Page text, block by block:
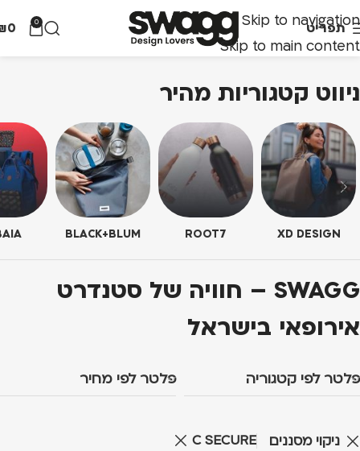
Skip to navigation
Skip to main content
תפריט 0
0
ניווט קטגוריות מהיר
XD DESIGN
ROOT7
BLACK+BLUM
SWAGG – חוויה של סטנדרט
אירופאי בישראל
פלטר לפי קטגוריה פלטר לפי מחיר
ניקוי מסננים C SECURE